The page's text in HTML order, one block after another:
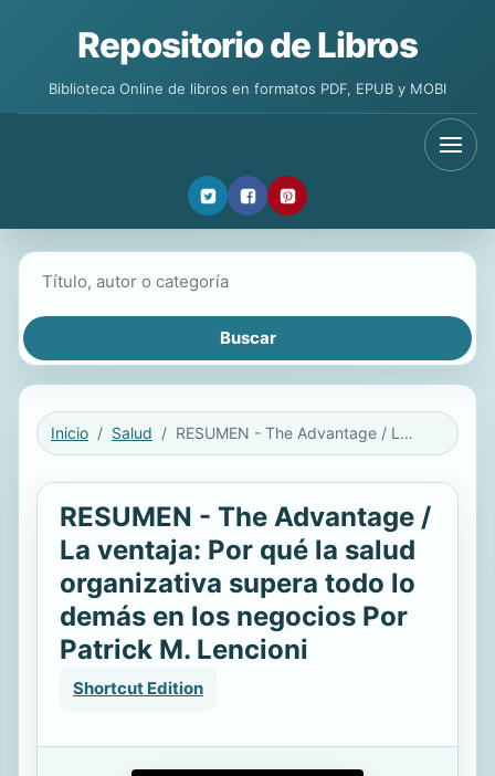
Repositorio de Libros
Biblioteca Online de libros en formatos PDF, EPUB y MOBI
Inicio Salud RESUMEN - The Advantage / La ventaja: Por qué la salud organizativa supera todo lo demás en los negocios Por Patrick M. Lencioni
RESUMEN - The Advantage /
La ventaja: Por qué la salud
organizativa supera todo lo
demás en los negocios Por
Patrick M. Lencioni
Shortcut Edition